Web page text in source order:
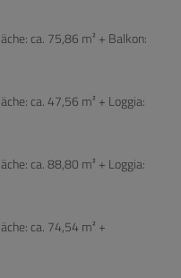
ca. 75,86 m² + Balkon:
ca. 47,56 m² + Loggia:
ca. 88,80 m² + Loggia:
ca. 74,54 m² +